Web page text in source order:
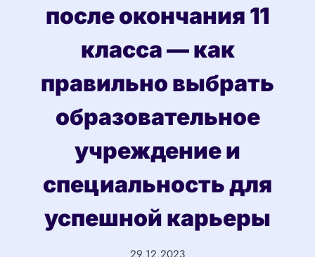
после окончания 11
класса — как
правильно выбрать
образовательное
учреждение и
специальность для
успешной карьеры